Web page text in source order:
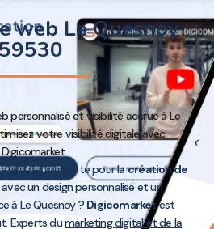
web Le Quesnoy
59530
personnalisé et visibilité accrue à Le
votre visibilité digitale avec
Digicomarket
performante pour lacréation de
avec un design personnalisé et un
à Le Quesnoy ? Digicomarketest
Experts dumarketing digital et de la